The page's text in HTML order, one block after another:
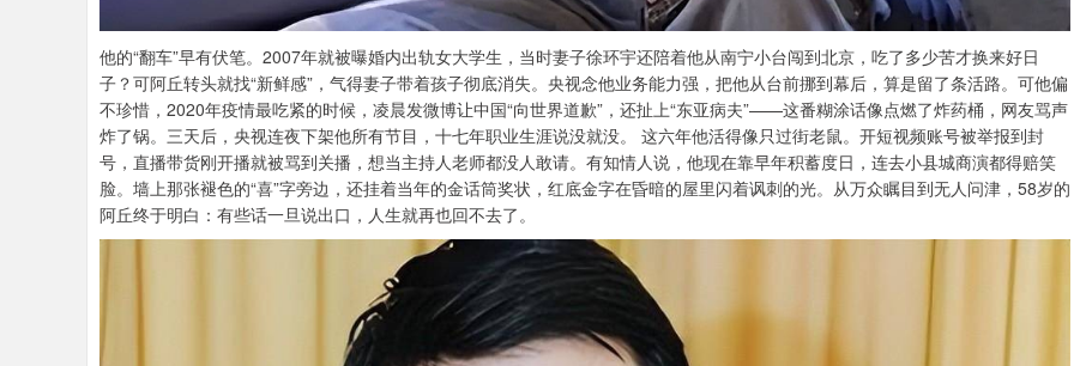
他的“翻车”早有伏笔。2007年就被曝婚内出轨女大学生，当时妻子徐环宇还陪着他从南宁小台闯到北京，吃了多少苦才换来好日
子？可阿丘转头就找“新鲜感”，气得妻子带着孩子彻底消失。央视念他业务能力强，把他从台前挪到幕后，算是留了条活路。可他偏
不珍惜，2020年疫情最吃紧的时候，凌晨发微博让中国“向世界道歉”，还扯上“东亚病夫”——这番糊涂话像点燃了炸药桶，网友骂声
炸了锅。三天后，央视连夜下架他所有节目，十七年职业生涯说没就没。 这六年他活得像只过街老鼠。开短视频账号被举报到封
号，直播带货刚开播就被骂到关播，想当主持人老师都没人敢请。有知情人说，他现在靠早年积蓄度日，连去小县城商演都得赔笑
脸。墙上那张褪色的“喜”字旁边，还挂着当年的金话筒奖状，红底金字在昏暗的屋里闪着讽刺的光。从万众瞩目到无人问津，58岁的
阿丘终于明白：有些话一旦说出口，人生就再也回不去了。